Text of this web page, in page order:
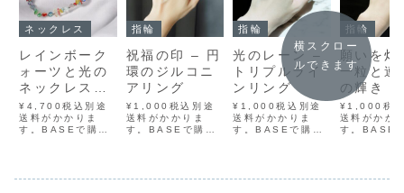
ネックレス
レインボーク
ォーツと光の
ネックレス＆
ピアス – 虹色
ストーンの透
明感セット
¥4,700税込別途
送料がかかりま
す。BASEで購入
指輪
祝福の印 – 円
環のジルコニ
アリング
¥1,000税込別途
送料がかかりま
す。BASEで購入
指輪
光のレーン –
トリプルライ
ンリング
¥1,000税込別途
送料がかかりま
す。BASEで購入
指輪
願いを
一粒と連
の輝き
¥1,000税
送料がかか
す。BASE
横スクロー
ルできます